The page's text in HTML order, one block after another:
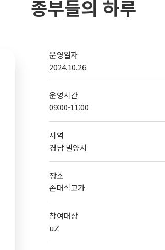
종부들의 하루
운영일자
2024.10.26
운영시간
09:00-11:00
지역
경남 밀양시
장소
손대식고가
참여대상
uZ